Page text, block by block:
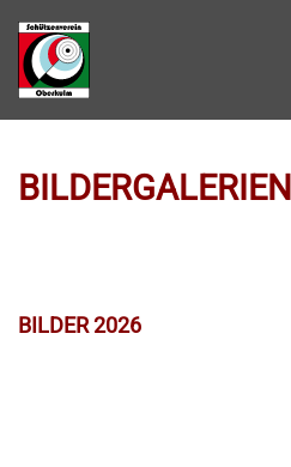
Zum Hauptinhalt springen
BILDERGALERIEN
BILDER 2026